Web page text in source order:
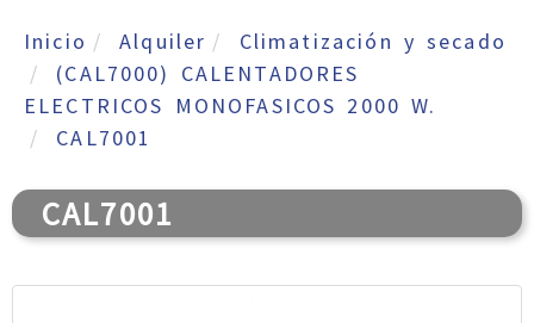
Inicio Alquiler
Climatización y secado
(CAL7000) CALENTADORES
ELECTRICOS MONOFASICOS 2000 W.
CAL7001
CAL7001